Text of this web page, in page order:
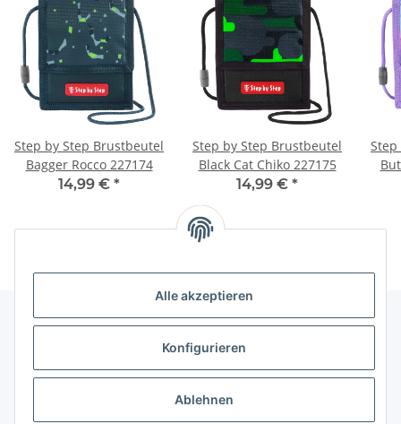
Alle akzeptieren
Konfigurieren
Ablehnen
Step by Step Brustbeutel
Bagger Rocco 227174
14,99 € *
Step by Step Brustbeutel
Black Cat Chiko 227175
14,99 € *
Gesetzliche Informationen